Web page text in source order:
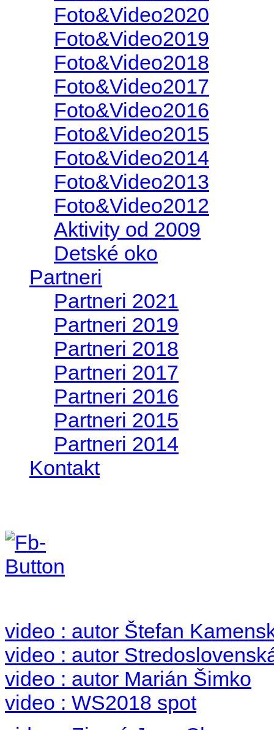
Foto&Video2020
Foto&Video2019
Foto&Video2018
Foto&Video2017
Foto&Video2016
Foto&Video2015
Foto&Video2014
Foto&Video2013
Foto&Video2012
Aktivity od 2009
Detské oko
Partneri
Partneri 2021
Partneri 2019
Partneri 2018
Partneri 2017
Partneri 2016
Partneri 2015
Partneri 2014
Kontakt
video : autor Štefan
video : autor
video : autor Marián Šimko
video : WS2018 spot